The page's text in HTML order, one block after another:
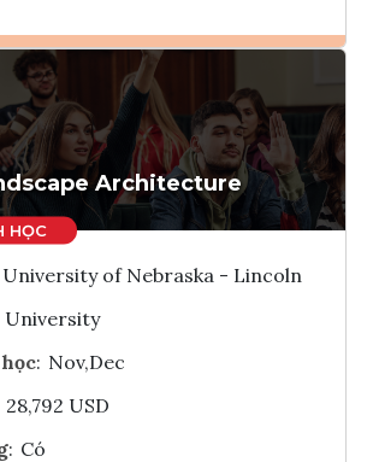
Ghi danh
Tham vấn Interlink
Architecture
University of Nebraska - Lincoln
University
: Nov,Dec
28,792 USD
: Có